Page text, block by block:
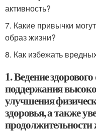
активность?
7. Какие привычки
образ жизни?
8. Как избежать
1. Ведение
поддержания
улучшения
здоровья, а также
продолжительности